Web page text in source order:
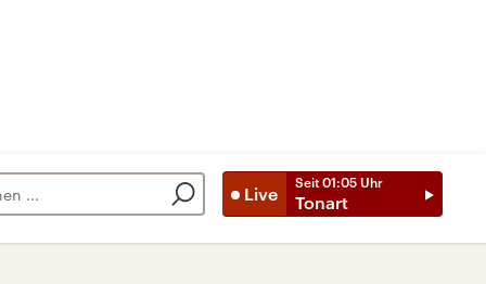
Live
Seit 01:05 Uhr
Tonart